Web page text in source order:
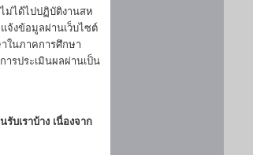
ม่ได้ไปปฏิบัติงานสห
จ้งข้อมูลผ่านเว็บไซต์
ในภาคการศึกษา
รประเมินผลผ่านเป็น
บเราบ้าง เนื่องจาก